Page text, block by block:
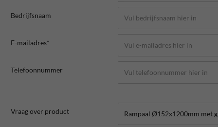
Bedrijfsnaam
E-mailadres*
Telefoonnummer
Vraag over product